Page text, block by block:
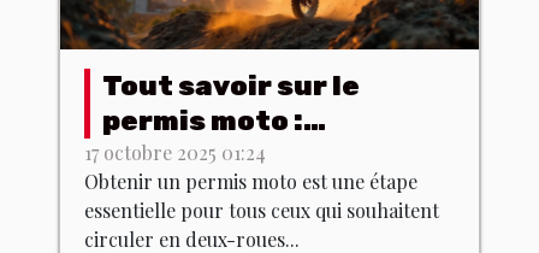
Tout savoir sur le
permis moto :
formation et examen
17 octobre 2025 01:24
Obtenir un permis moto est une étape
essentielle pour tous ceux qui souhaitent
circuler en deux-roues...